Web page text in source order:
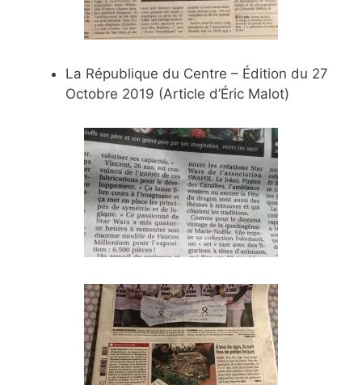
La République du Centre – Édition du 27
Octobre 2019 (Article d’Éric Malot)